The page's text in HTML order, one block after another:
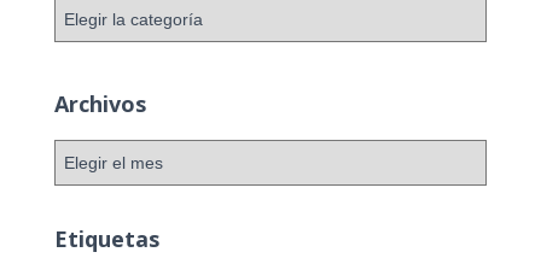
g
o
s
Archivos
h
Etiquetas